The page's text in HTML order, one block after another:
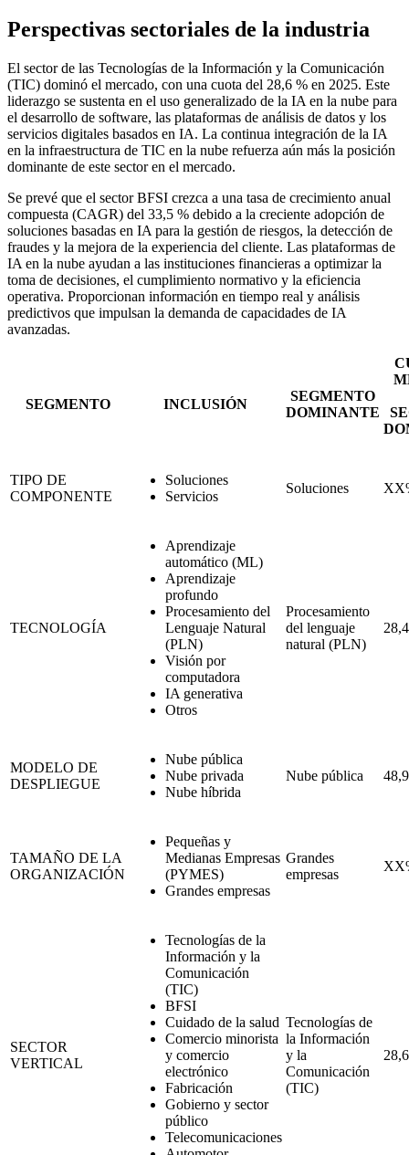
Perspectivas sectoriales de la industria
El sector de las Tecnologías de la Información y la Comunicación
(TIC) dominó el mercado, con una cuota del 28,6 % en 2025. Este
liderazgo se sustenta en el uso generalizado de la IA en la nube para
el desarrollo de software, las plataformas de análisis de datos y los
servicios digitales basados ​​en IA. La continua integración de la IA
en la infraestructura de TIC en la nube refuerza aún más la posición
dominante de este sector en el mercado.
Se prevé que el sector BFSI crezca a una tasa de crecimiento anual
compuesta (CAGR) del 33,5 % debido a la creciente adopción de
soluciones basadas en IA para la gestión de riesgos, la detección de
fraudes y la mejora de la experiencia del cliente. Las plataformas de
IA en la nube ayudan a las instituciones financieras a optimizar la
toma de decisiones, el cumplimiento normativo y la eficiencia
operativa. Proporcionan información en tiempo real y análisis
predictivos que impulsan la demanda de capacidades de IA
avanzadas.
SEGMENTO INCLUSIÓN
SEGMENTO
DOMINANTE
TIPO DE
COMPONENTE
Soluciones
Servicios
Soluciones
TECNOLOGÍA
Aprendizaje
automático (ML)
Aprendizaje
profundo
Procesamiento del
Lenguaje Natural
(PLN)
Visión por
computadora
IA generativa
Otros
Procesamiento
del lenguaje
natural (PLN)
MODELO DE
DESPLIEGUE
Nube pública
Nube privada
Nube híbrida
Nube pública
TAMAÑO DE LA
ORGANIZACIÓN
Pequeñas y
Medianas Empresas
(PYMES)
Grandes empresas
Grandes
empresas
SECTOR
VERTICAL
Tecnologías de la
Información y la
Comunicación
(TIC)
BFSI
Cuidado de la salud
Comercio minorista
y comercio
electrónico
Fabricación
Gobierno y sector
público
Telecomunicaciones
Tecnologías de
la Información
y la
Comunicación
(TIC)